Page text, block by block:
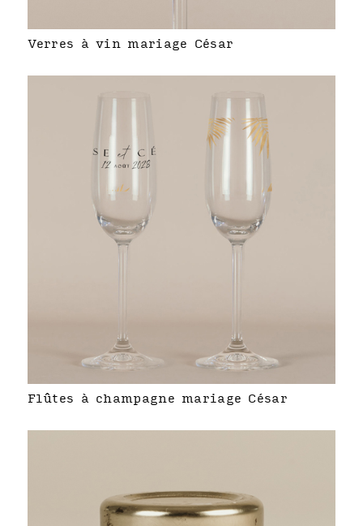
Verres à vin mariage César
Flûtes à champagne mariage César